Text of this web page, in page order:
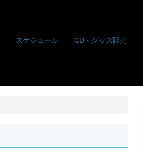
スケジュール CD・グッズ販売